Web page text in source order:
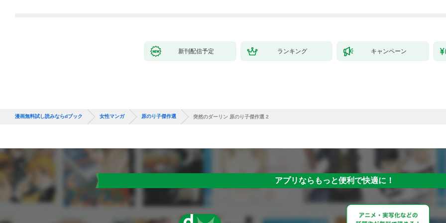
新刊配信予定 ランキング キャンペーン
漫画無料試し読みならdブック 女性マンガ 原のり子傑作選 突然のダーリン 原のり子傑作選 2
アプリならもっと便利で快適に！